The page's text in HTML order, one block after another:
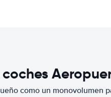
como un monovolumen